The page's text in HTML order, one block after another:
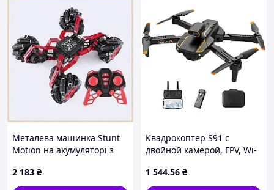
Металева машинка Stunt
Motion на акумуляторі з
градусів X858P3907
2 183 ₴
Квадрокоптер S91 с
двойной камерой, FPV, Wi-
камреры(36)
1 544.56 ₴